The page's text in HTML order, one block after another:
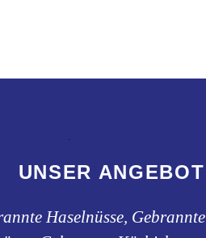
UNSER ANGEBOT
Haselnüsse, Gebrannte